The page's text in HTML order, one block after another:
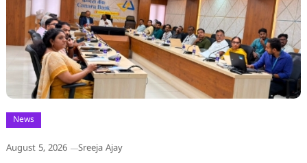
News
August 5, 2026 Sreeja Ajay